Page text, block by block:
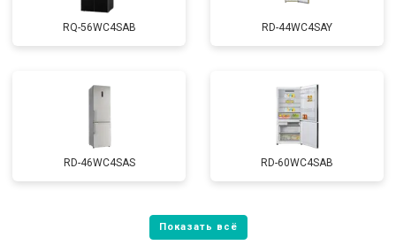
RQ-56WC4SAB RD-44WC4SAY
RD-46WC4SAS RD-60WC4SAB